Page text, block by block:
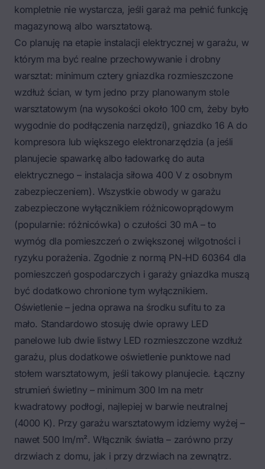
kompletnie nie wystarcza, jeśli garaż ma pełnić funkcję
magazynową albo warsztatową.
Co planuję na etapie instalacji elektrycznej w garażu, w
którym ma być realne przechowywanie i drobny
warsztat: minimum cztery gniazdka rozmieszczone
wzdłuż ścian, w tym jedno przy planowanym stole
warsztatowym (na wysokości około 100 cm, żeby było
wygodnie do podłączenia narzędzi), gniazdko 16 A do
kompresora lub większego elektronarzędzia (a jeśli
planujecie spawarkę albo ładowarkę do auta
elektrycznego – instalacja siłowa 400 V z osobnym
zabezpieczeniem). Wszystkie obwody w garażu
zabezpieczone wyłącznikiem różnicowoprądowym
(popularnie: różnicówka) o czułości 30 mA – to
wymóg dla pomieszczeń o zwiększonej wilgotności i
ryzyku porażenia. Zgodnie z normą PN-HD 60364 dla
pomieszczeń gospodarczych i garaży gniazdka muszą
być dodatkowo chronione tym wyłącznikiem.
Oświetlenie – jedna oprawa na środku sufitu to za
mało. Standardowo stosuję dwie oprawy LED
panelowe lub dwie listwy LED rozmieszczone wzdłuż
garażu, plus dodatkowe oświetlenie punktowe nad
stołem warsztatowym, jeśli takowy planujecie. Łączny
strumień świetlny – minimum 300 lm na metr
kwadratowy podłogi, najlepiej w barwie neutralnej
(4000 K). Przy garażu warsztatowym idziemy wyżej –
nawet 500 lm/m². Włącznik światła – zarówno przy
drzwiach z domu, jak i przy drzwiach na zewnątrz.